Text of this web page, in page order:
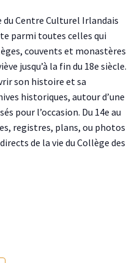
Centre Culturel Irlandais
parmi toutes celles qui
couvents et monastères
jusqu’à la fin du 18e siècle.
son histoire et sa
historiques, autour d’une
pour l’occasion. Du 14e au
registres, plans, ou photos
de la vie du Collège des